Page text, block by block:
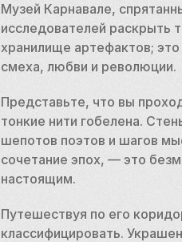
Музей Карнавале,
исследователей раскрыть
хранилище артефактов;
смеха, любви и революции.
Представьте, что вы
тонкие нити гобелена.
шепотов поэтов и шагов
сочетание эпох, — это
настоящим.
Путешествуя по его
классифицировать.